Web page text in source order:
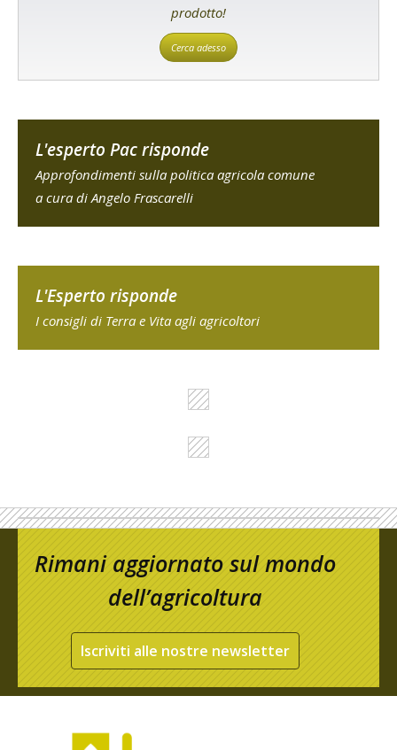
prodotto!
Cerca adesso
L'esperto Pac risponde
Approfondimenti sulla politica agricola comune
a cura di Angelo Frascarelli
L'Esperto risponde
I consigli di Terra e Vita agli agricoltori
Rimani aggiornato sul mondo
dell’agricoltura
Iscriviti alle nostre newsletter